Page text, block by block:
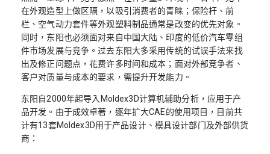
在外观造型上做区隔，以吸引消费者的青睐；保险杆、前
栏、空气动力套件等外观塑料制品通常是改变的优先对象。
同时，东阳也必须面对来自中国大陆、印度的低价汽车零组
件市场发展与竞争。过去东阳大多采用传统的试误手法来找
出及修正问题点，花费许多时间和成本；面对外部竞争者、
客户对质量与成本的要求，需提升开发能力。
东阳自2000年起导入Moldex3D计算机辅助分析，应用于产
品开发。由于成效卓著，逐年扩大CAE的使用项目，目前共
计有13套Moldex3D用于产品设计、模具设计部门及外部供货
商：